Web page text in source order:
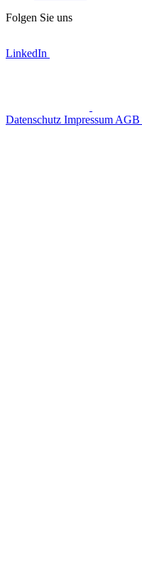
Folgen Sie uns
LinkedIn
Datenschutz Impressum AGB